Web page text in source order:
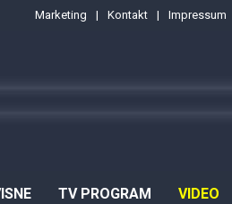
Marketing Kontakt Impressum
TV PROGRAM VIDEO